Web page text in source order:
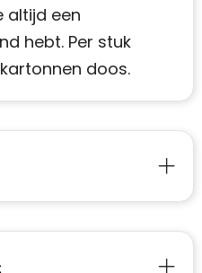
altijd een
hebt. Per stuk
doos.